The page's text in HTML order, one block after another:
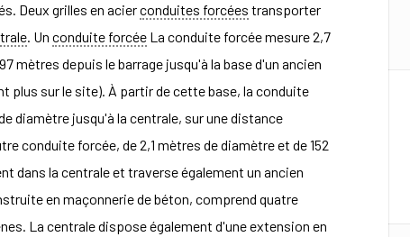
Deux grilles en acierconduites forcées transporter
. Un conduite forcéeLa conduite forcée mesure 2,7
mètres depuis le barrage jusqu'à la base d'un ancien
plus sur le site). À partir de cette base, la conduite
diamètre jusqu'à la centrale, sur une distance
conduite forcée, de 2,1 mètres de diamètre et de 152
dans la centrale et traverse également un ancien
en maçonnerie de béton, comprend quatre
La centrale dispose également d'une extension en